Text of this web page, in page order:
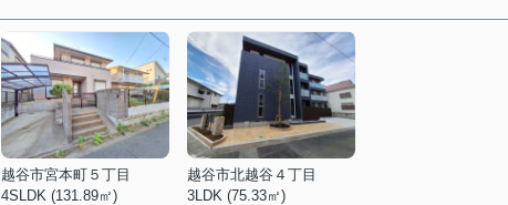
越谷市宮本町５丁目
4SLDK (131.89㎡)
越谷市北越谷４丁目
3LDK (75.33㎡)